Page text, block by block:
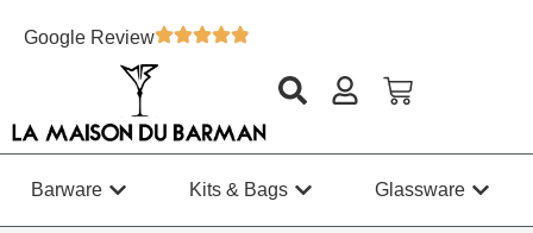
Google Review
Barware Kits & Bags Glassware